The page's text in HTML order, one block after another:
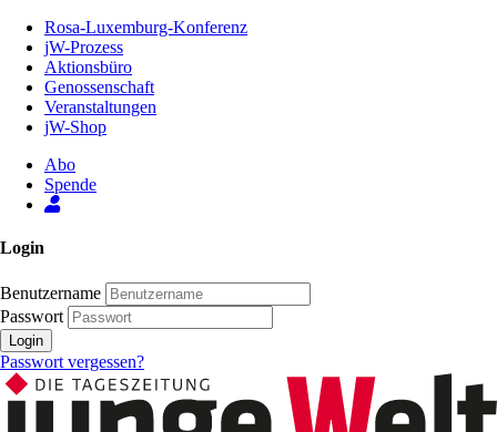
Inhalt
Seite
Rosa-Luxemburg-Konferenz
jW-Prozess
Aktionsbüro
Genossenschaft
Veranstaltungen
jW-Shop
Abo
Spende
Login
Benutzername
Passwort
Login
Passwort vergessen?